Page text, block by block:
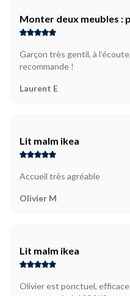
Monter deux meubles :
placard de rangement
Garçon très gentil, à
recommande !
Laurent E
Lit malm ikea
Accueil très agréable
Olivier M
Lit malm ikea
Olivier est ponctuel,